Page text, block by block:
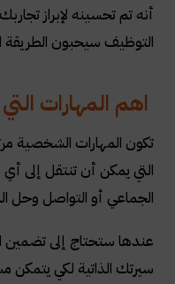
أنه تم تحسينه لإبراز
التوظيف سيحبون الطريقة
اهم المهارات
تكون المهارات الشخصية
التي يمكن أن تنتقل إلى
الجماعي أو التواصل وحل
عندها ستحتاج إلى تضمين
سيرتك الذاتية لكي